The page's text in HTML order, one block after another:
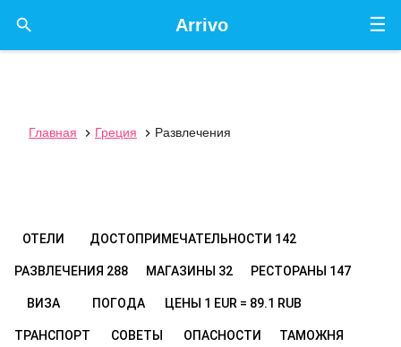
☰
Arrivo

Главная  Греция  Развлечения
ОТЕЛИ ДОСТОПРИМЕЧАТЕЛЬНОСТИ 142
РАЗВЛЕЧЕНИЯ 288 МАГАЗИНЫ 32 РЕСТОРАНЫ 147
ВИЗА ПОГОДА ЦЕНЫ 1 EUR = 89.1 RUB
ТРАНСПОРТ СОВЕТЫ ОПАСНОСТИ ТАМОЖНЯ